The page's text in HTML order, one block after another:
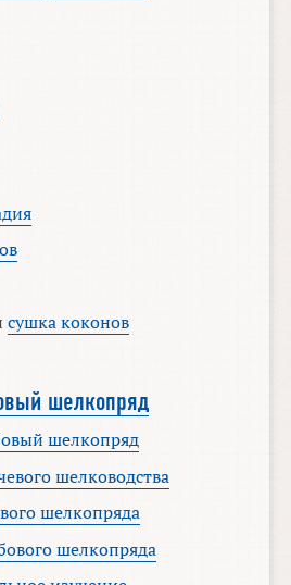
сушка коконов
шелкопряд
шелкопряд
шелководства
шелкопряда
шелкопряда